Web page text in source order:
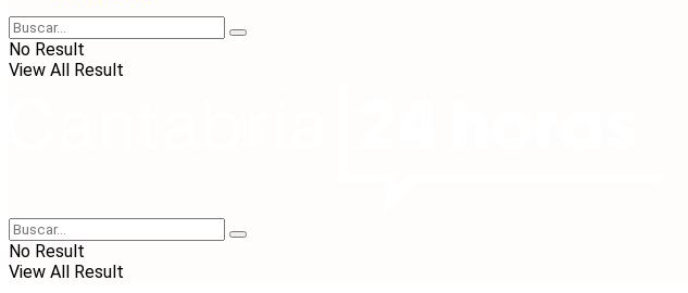
No Result
View All Result
No Result
View All Result